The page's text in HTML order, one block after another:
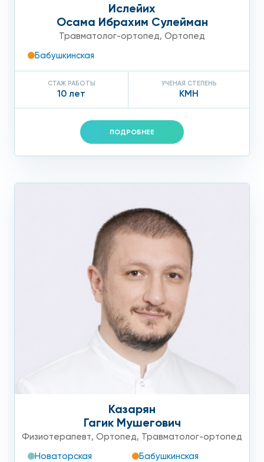
Ислейих
Осама Ибрахим Сулейман
Травматолог-ортопед, Ортопед
Бабушкинская
СТАЖ РАБОТЫ
10 лет
УЧЕНАЯ СТЕПЕНЬ
КМН
ПОДРОБНЕЕ
Казарян
Гагик Мушегович
Физиотерапевт, Ортопед, Травматолог-ортопед
Новаторская
Бабушкинская